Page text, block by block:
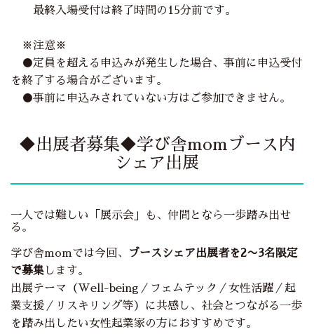
最終入場受付は終了時間の15分前です。
※注意※
●定員を超える申込みが発生した場合、事前に申込受付
を終了する場合がございます。
●事前に申込みされていない方はご参加できません。
◆出展者募集◆学び舎momブース内
シェア出展
一人では難しい「展示会」も、仲間となら一歩踏み出せ
る。
学び舎momでは今回、
ブースシェア出展者を2〜3名限定
で募集 します。
出展テーマ（Well-being／フェムテック／女性活躍／起
業支援／リスキリング等）に共感し、社会とつながる一歩
を踏み出したい女性起業家の方におすすめです。